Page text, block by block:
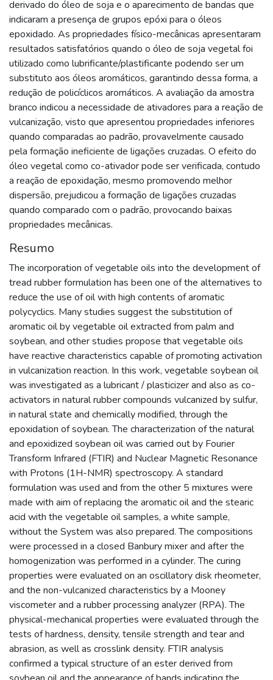
derivado do óleo de soja e o aparecimento de bandas que
indicaram a presença de grupos epóxi para o óleos
epoxidado. As propriedades físico-mecânicas apresentaram
resultados satisfatórios quando o óleo de soja vegetal foi
utilizado como lubrificante/plastificante podendo ser um
substituto aos óleos aromáticos, garantindo dessa forma, a
redução de policíclicos aromáticos. A avaliação da amostra
branco indicou a necessidade de ativadores para a reação de
vulcanização, visto que apresentou propriedades inferiores
quando comparadas ao padrão, provavelmente causado
pela formação ineficiente de ligações cruzadas. O efeito do
óleo vegetal como co-ativador pode ser verificada, contudo
a reação de epoxidação, mesmo promovendo melhor
dispersão, prejudicou a formação de ligações cruzadas
quando comparado com o padrão, provocando baixas
propriedades mecânicas.
Resumo
The incorporation of vegetable oils into the development of
tread rubber formulation has been one of the alternatives to
reduce the use of oil with high contents of aromatic
polycyclics. Many studies suggest the substitution of
aromatic oil by vegetable oil extracted from palm and
soybean, and other studies propose that vegetable oils
have reactive characteristics capable of promoting activation
in vulcanization reaction. In this work, vegetable soybean oil
was investigated as a lubricant / plasticizer and also as co-
activators in natural rubber compounds vulcanized by sulfur,
in natural state and chemically modified, through the
epoxidation of soybean. The characterization of the natural
and epoxidized soybean oil was carried out by Fourier
Transform Infrared (FTIR) and Nuclear Magnetic Resonance
with Protons (1H-NMR) spectroscopy. A standard
formulation was used and from the other 5 mixtures were
made with aim of replacing the aromatic oil and the stearic
acid with the vegetable oil samples, a white sample,
without the System was also prepared. The compositions
were processed in a closed Banbury mixer and after the
homogenization was performed in a cylinder. The curing
properties were evaluated on an oscillatory disk rheometer,
and the non-vulcanized characteristics by a Mooney
viscometer and a rubber processing analyzer (RPA). The
physical-mechanical properties were evaluated through the
tests of hardness, density, tensile strength and tear and
abrasion, as well as crosslink density. FTIR analysis
confirmed a typical structure of an ester derived from